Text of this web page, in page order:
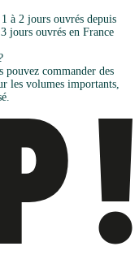
à 2 jours ouvrés depuis
jours ouvrés en France
pouvez commander des
les volumes importants,